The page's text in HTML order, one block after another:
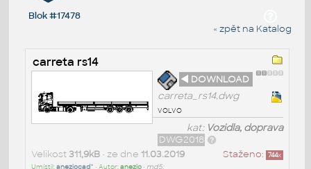
Blok #17478
« zpět na Katalog
carreta rs14
◄ DOWNLOAD
carreta_rs14.dwg
volvo
kat: Vozidla, doprava
DWG2018
Staženo: 744x
Velikost311,9kB• ze dne 11.03.2019
Umístil:aneziocad^ • Autor:anezio• md5: